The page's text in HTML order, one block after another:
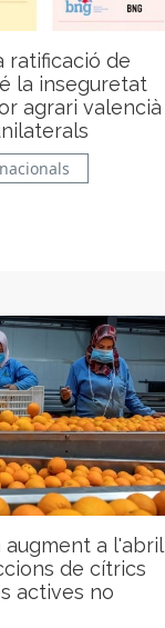
ratificació de
la inseguretat
agrari valencià
augment a l'abril
de cítrics
actives no